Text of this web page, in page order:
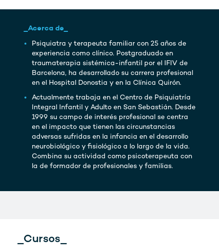
_Acerca de_
Psiquiatra y terapeuta familiar con 25 años de
experiencia como clínico. Postgraduado en
traumaterapia sistémica-infantil por el IFIV de
Barcelona, ha desarrollado su carrera profesional
en el Hospital Donostia y en la Clínica Quirón.
Actualmente trabaja en el Centro de Psiquiatría
Integral Infantil y Adulto en San Sebastián. Desde
1999 su campo de interés profesional se centra
en el impacto que tienen las circunstancias
adversas sufridas en la infancia en el desarrollo
neurobiológico y fisiológico a lo largo de la vida.
Combina su actividad como psicoterapeuta con
la de formador de profesionales y familias.
_Cursos_